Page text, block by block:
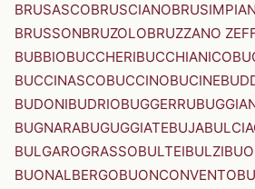
BRUSASCOBRUSCIANO
BRUSSONBRUZOLOBRUZZANO
BUBBIOBUCCHERIBUCCHIANICO
BUCCINASCOBUCCINOBUCINE
BUDONIBUDRIOBUGGERRU
BUGNARABUGUGGIATEBUJA
BULGAROGRASSOBULTEIBULZI
BUONALBERGOBUONCONVENTO